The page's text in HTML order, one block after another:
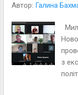
необхідно
виконувати
послідовність дій
- зрозуміти, чи
інтерпретувати -
Автор: Галина
з